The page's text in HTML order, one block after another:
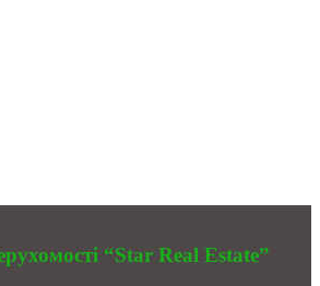
“Star Real Estate”